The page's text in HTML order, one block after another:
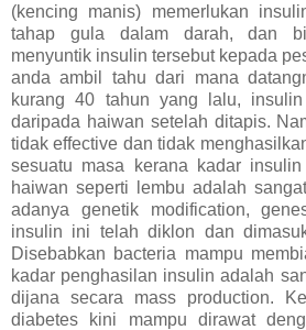
(kencing manis) memerlukan
tahap gula dalam darah, dan
menyuntik insulin tersebut kepada
anda ambil tahu dari mana
kurang 40 tahun yang lalu,
daripada haiwan setelah ditapis.
tidak effective dan tidak
sesuatu masa kerana kadar
haiwan seperti lembu adalah
adanya genetik modification,
insulin ini telah diklon dan
Disebabkan bacteria mampu
kadar penghasilan insulin adalah
dijana secara mass production.
diabetes kini mampu dirawat